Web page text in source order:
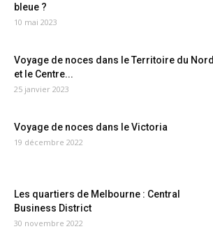
bleue ?
10 mai 2023
Voyage de noces dans le Territoire du Nord
et le Centre...
25 janvier 2023
Voyage de noces dans le Victoria
19 décembre 2022
Les quartiers de Melbourne : Central
Business District
30 novembre 2022